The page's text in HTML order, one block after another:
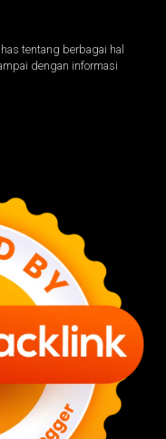
tentang berbagai hal
dengan informasi